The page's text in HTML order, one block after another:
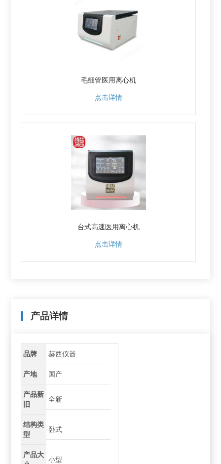
毛细管医用离心机
点击详情
台式高速医用离心机
点击详情
产品详情
品牌 赫西仪器
产地 国产
产品新
旧
全新
结构类
型
卧式
产品大
小型